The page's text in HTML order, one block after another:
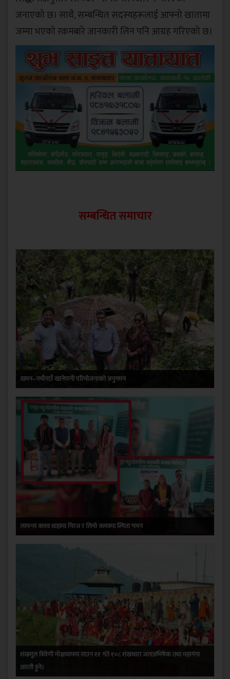
जनाएको छ। साथै, सम्बन्धित सदस्यहरूलाई आफ्नो खातामा
जम्मा भएको रकमबारे जानकारी लिन पनि आग्रह गरिएको छ।
सम्बन्धित समाचार
दामन–नयाँगाउँ खानेपानी परियोजनाको अनुगमन
लायन्स क्लव थाहामा निरज र लियाे क्लवमा स्मिता चयन
शंखमूल त्रिवेणी मोक्षधाममा साउन ११ गते १०८ शंखधारा जलअभिषेक तथा महागंगा
आरती हुने।